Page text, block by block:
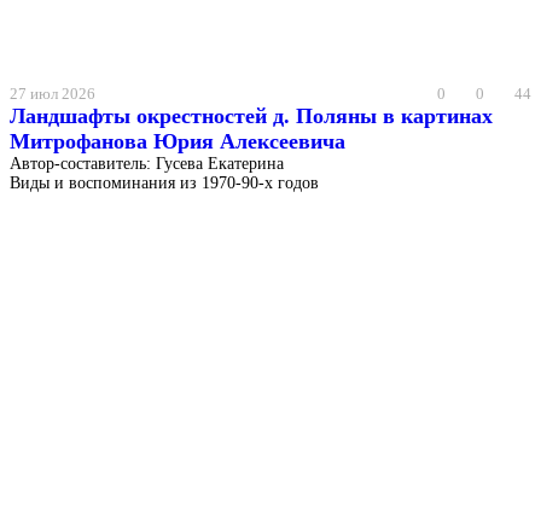
27 июл 2026 44
0
0
Ландшафты окрестностей д. Поляны в картинах
Митрофанова Юрия Алексеевича
Автор-составитель: Гусева Екатерина
Виды и воспоминания из 1970-90-х годов